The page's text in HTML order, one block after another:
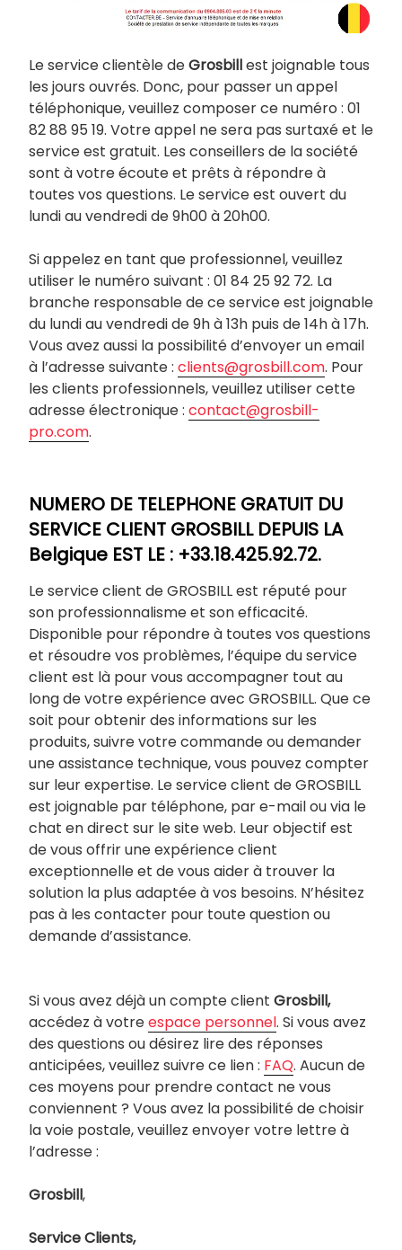
Le service clientèle deGrosbillest joignable tous
les jours ouvrés. Donc, pour passer un appel
téléphonique, veuillez composer ce numéro : 01
82 88 95 19. Votre appel ne sera pas surtaxé et le
service est gratuit. Les conseillers de la société
sont à votre écoute et prêts à répondre à
toutes vos questions. Le service est ouvert du
lundi au vendredi de 9h00 à 20h00.
Si appelez en tant que professionnel, veuillez
utiliser le numéro suivant : 01 84 25 92 72. La
branche responsable de ce service est joignable
du lundi au vendredi de 9h à 13h puis de 14h à 17h.
Vous avez aussi la possibilité d’envoyer un email
à l’adresse suivante : clients@grosbill.com. Pour
les clients professionnels, veuillez utiliser cette
adresse électronique : contact@grosbill-
pro.com.
NUMERO DE TELEPHONE GRATUIT DU
SERVICE CLIENT GROSBILL DEPUIS LA
Belgique EST LE : +33.18.425.92.72.
Le service client de GROSBILL est réputé pour
son professionnalisme et son efficacité.
Disponible pour répondre à toutes vos questions
et résoudre vos problèmes, l’équipe du service
client est là pour vous accompagner tout au
long de votre expérience avec GROSBILL. Que ce
soit pour obtenir des informations sur les
produits, suivre votre commande ou demander
une assistance technique, vous pouvez compter
sur leur expertise. Le service client de GROSBILL
est joignable par téléphone, par e-mail ou via le
chat en direct sur le site web. Leur objectif est
de vous offrir une expérience client
exceptionnelle et de vous aider à trouver la
solution la plus adaptée à vos besoins. N’hésitez
pas à les contacter pour toute question ou
demande d’assistance.
Si vous avez déjà un compte client Grosbill,
accédez à votreespace personnel. Si vous avez
des questions ou désirez lire des réponses
anticipées, veuillez suivre ce lien : FAQ. Aucun de
ces moyens pour prendre contact ne vous
conviennent ? Vous avez la possibilité de choisir
la voie postale, veuillez envoyer votre lettre à
l’adresse :
Grosbill,
Service Clients,